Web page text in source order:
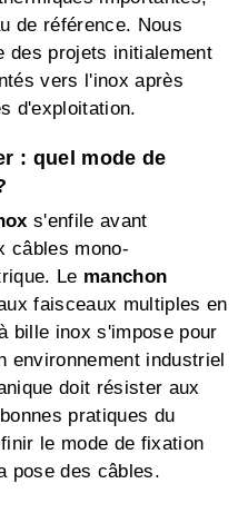
de référence. Nous
des projets initialement
vers l'inox après
d'exploitation.
: quel mode de
s'enfile avant
câbles mono-
Le manchon
faisceaux multiples en
bille inox s'impose pour
environnement industriel
doit résister aux
pratiques du
le mode de fixation
pose des câbles.